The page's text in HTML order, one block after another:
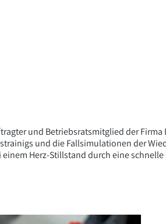
und Betriebsratsmitglied der
und die Fallsimulationen der
Herz-Stillstand durch eine